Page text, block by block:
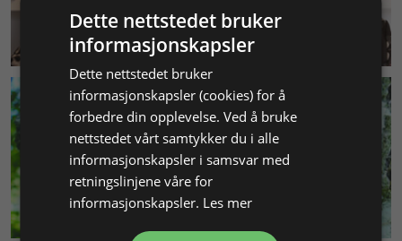
KUNDESERVICE
MILJØ & BÆREKRAFT
Dette nettstedet bruker
informasjonskapsler
Dette nettstedet bruker
informasjonskapsler (cookies) for å
forbedre din opplevelse. Ved å bruke
nettstedet vårt samtykker du i alle
informasjonskapsler i samsvar med
retningslinjene våre for
informasjonskapsler. Les mer